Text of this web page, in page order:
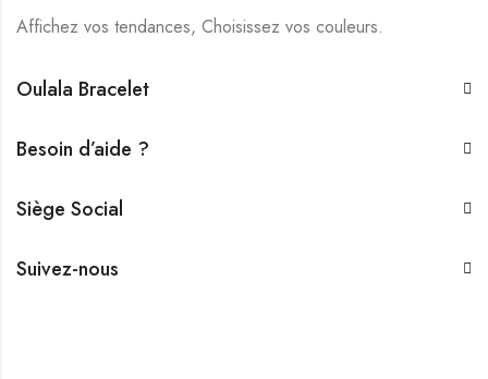
Affichez vos tendances, Choisissez vos couleurs.
Oulala Bracelet
Besoin d’aide ?
Siège Social
Suivez-nous